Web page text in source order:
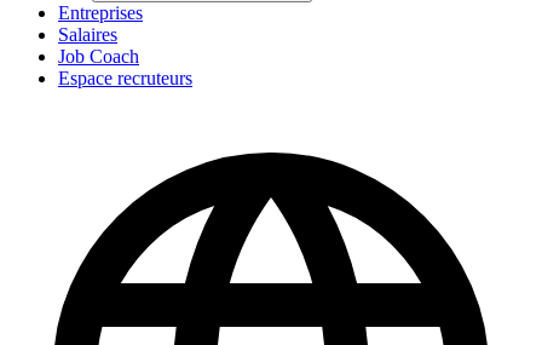
Entreprises
Salaires
Job Coach
Espace recruteurs